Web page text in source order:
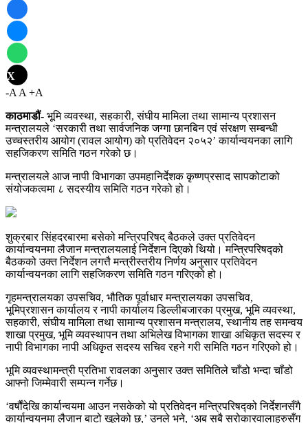
X
-A A +A
काठमाडौं- भूमि व्यवस्था, सहकारी, संघीय मामिला तथा सामान्य प्रशासन
मन्त्रालयले ‘सरकारी तथा सार्वजनिक जग्गा छानबिन एवं संरक्षण सम्बन्धी
उच्चस्तरीय आयोग (रावल आयोग) को प्रतिवेदन २०५२’ कार्यान्वयनका लागि
सहजिकरण समिति गठन गरेको छ।
मन्त्रालयले आज नापी विभागका उपमहानिर्देशक कृष्णप्रसाद सापकोटाको
संयोजकत्वमा ८ सदस्यीय समिति गठन गरेको हो।
शुक्रबार सिंहदरबारमा बसेको मन्त्रिपरिषद् बैठकले उक्त प्रतिवेदन
कार्यान्वयनमा लैजान मन्त्रालयलाई निर्देशन दिएको थियो। मन्त्रिपरिषद्को
बैठकको उक्त निर्देशन लगत्तै मन्त्रीस्तरीय निर्णय अनुसार प्रतिवेदन
कार्यान्वयनका लागि सहजिकरण समिति गठन गरिएको हो।
गृहमन्त्रालयका उपसचिव, भौतिक पूर्वाधार मन्त्रालयका उपसचिव,
भूमिप्रशासन कार्यालय र नापी कार्यालय डिल्लीबजारका प्रमुख, भूमि व्यवस्था,
सहकारी, संघीय मामिला तथा सामान्य प्रशासन मन्त्रालय, स्थानीय तह समन्वय
शाखा प्रमुख, भूमि व्यवस्थापन तथा अभिलेख विभागका शाखा अधिकृत सदस्य र
नापी विभागका नापी अधिकृत सदस्य सचिव रहने गरी समिति गठन गरिएको हो।
भूमि व्यवस्थामन्त्री प्रतिभा रावलका अनुसार उक्त समितिले चाँडो भन्दा चाँडो
आफ्नो जिम्मेवारी सम्पन्न गर्नेछ।
‘वर्षौंदेखि कार्यान्वयमा आउन नसकेको यो प्रतिवेदन मन्त्रिपरिषद्को निर्देशनसँगै
कार्यान्वयनमा लैजान बाटो खुलेको छ,’ उनले भने, ‘अब सबै सरोकारवालाहरुसँग